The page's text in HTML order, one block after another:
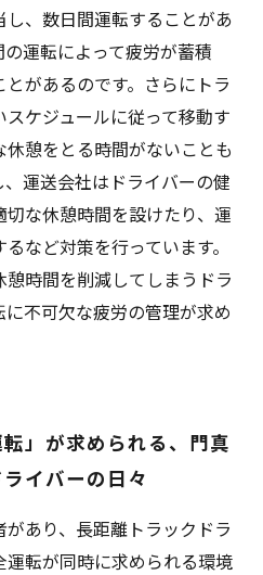
、数日間運転することがあ
運転によって疲労が蓄積
があるのです。さらにトラ
ケジュールに従って移動す
憩をとる時間がないことも
運送会社はドライバーの健
な休憩時間を設けたり、運
など対策を行っています。
時間を削減してしまうドラ
不可欠な疲労の管理が求め
転」が求められる、門真
イバーの日々
あり、長距離トラックドラ
転が同時に求められる環境